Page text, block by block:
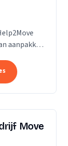
aanpakken
Move